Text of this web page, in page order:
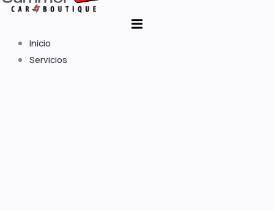
Inicio
Servicios